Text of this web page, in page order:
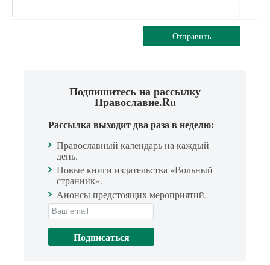
Отправить
Подпишитесь на рассылку
Православие.Ru
Рассылка выходит два раза в неделю:
Православный календарь на каждый
день.
Новые книги издательства «Вольный
странник».
Анонсы предстоящих мероприятий.